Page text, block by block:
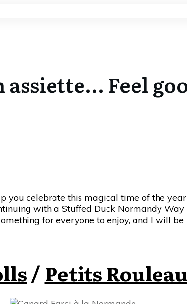
assiette... Feel
you celebrate this magical time of the
with a Stuffed Duck Normandy
for everyone to enjoy, and I will
/Petits